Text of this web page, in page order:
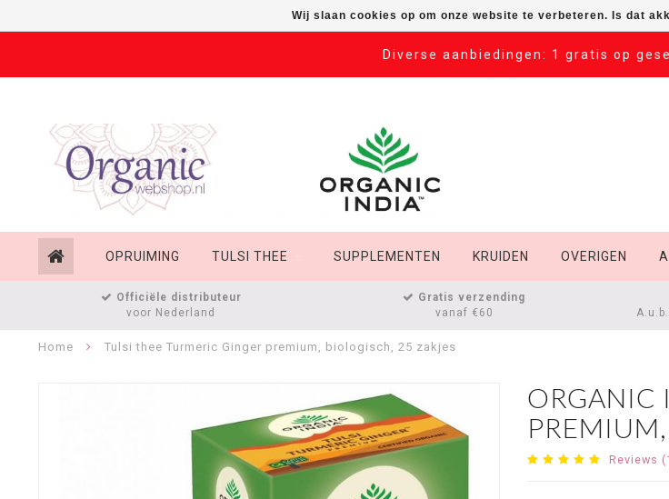
Diverse aanbiedingen: 1 gratis op
OPRUIMING TULSI THEE SUPPLEMENTEN KRUIDEN OVERIGEN
Officiële distributeur
voor Nederland
Gratis verzending
vanaf €60
Home Tulsi thee Turmeric Ginger premium, biologisch, 25 zakjes
ORGANIC
Reviews
Wij slaan cookies op om onze website te verbeteren. Is dat